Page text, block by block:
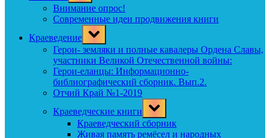
menu
Внимание опрос!
Современные идеи продвижения книги
Краеведение
Toggle
sub-
menu
Герои- земляки и полные кавалеры Ордена Славы,
участники Великой Отечественной войны:
Герои-еланцы: Информационно-
библиографический сборник. Вып.2.
Отчий Край №1-2019
Краеведческие книги
Toggle
sub-
menu
Краеведческий сборник
Живая память ремёсел и народных